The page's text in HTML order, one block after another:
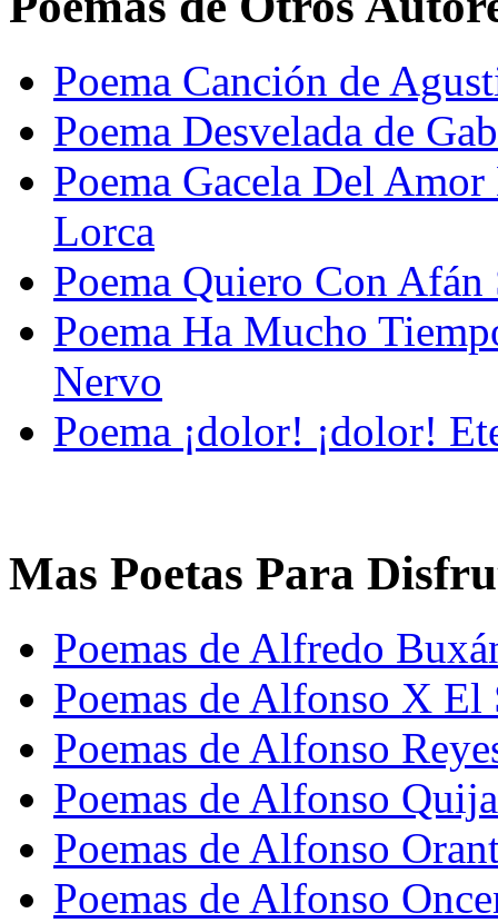
Poema Canción de
Poema Desvelada de
Poema Gacela Del
Lorca
Poema Quiero Con
Poema Ha Mucho
Nervo
Poema ¡dolor! ¡dolor!
Mas Poetas Para
Poemas de Alfredo
Poemas de Alfonso X El
Poemas de Alfonso
Poemas de Alfonso
Poemas de Alfonso
Poemas de Alfonso